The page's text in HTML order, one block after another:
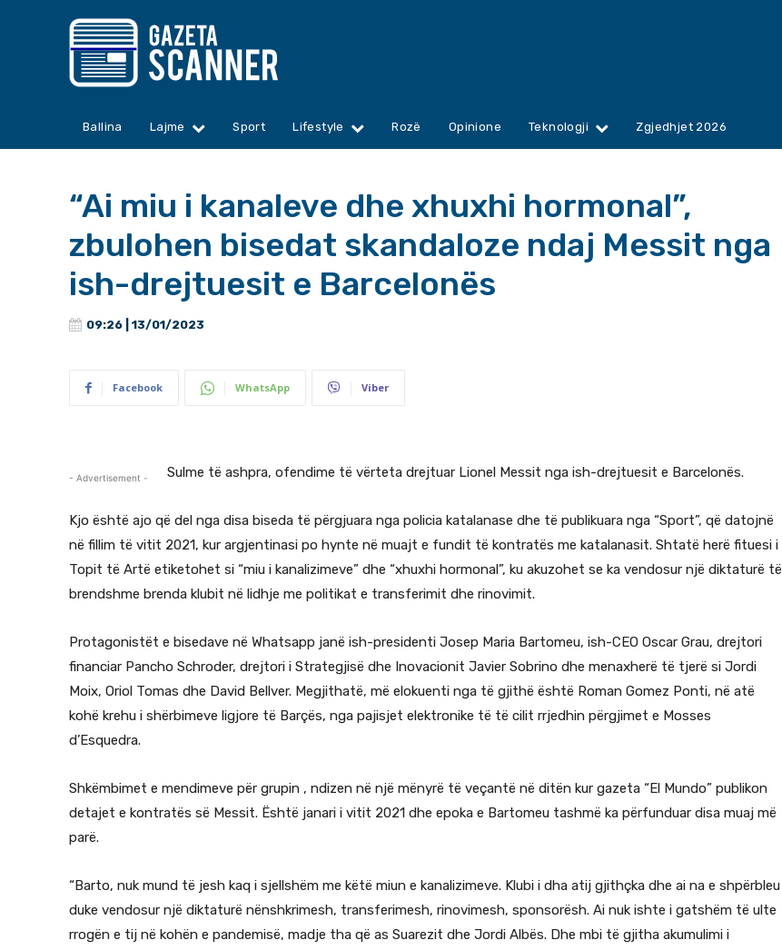
Ballina Lajme Sport Lifestyle Rozë Opinione Teknologji Zgjedhjet 2026
“Ai miu i kanaleve dhe xhuxhi hormonal”,
zbulohen bisedat skandaloze ndaj Messit nga
ish-drejtuesit e Barcelonës
09:26 | 13/01/2023
Facebook WhatsApp Viber
- Advertisement - Sulme të ashpra, ofendime të vërteta drejtuar Lionel Messit nga ish-drejtuesit e Barcelonës.
Kjo është ajo që del nga disa biseda të përgjuara nga policia katalanase dhe të publikuara nga “Sport”, që datojnë
në fillim të vitit 2021, kur argjentinasi po hynte në muajt e fundit të kontratës me katalanasit. Shtatë herë fituesi i
Topit të Artë etiketohet si “miu i kanalizimeve” dhe “xhuxhi hormonal”, ku akuzohet se ka vendosur një diktaturë të
brendshme brenda klubit në lidhje me politikat e transferimit dhe rinovimit.
Protagonistët e bisedave në Whatsapp janë ish-presidenti Josep Maria Bartomeu, ish-CEO Oscar Grau, drejtori
financiar Pancho Schroder, drejtori i Strategjisë dhe Inovacionit Javier Sobrino dhe menaxherë të tjerë si Jordi
Moix, Oriol Tomas dhe David Bellver. Megjithatë, më elokuenti nga të gjithë është Roman Gomez Ponti, në atë
kohë krehu i shërbimeve ligjore të Barçës, nga pajisjet elektronike të të cilit rrjedhin përgjimet e Mosses
d’Esquedra.
Shkëmbimet e mendimeve për grupin , ndizen në një mënyrë të veçantë në ditën kur gazeta “El Mundo” publikon
detajet e kontratës së Messit. Është janari i vitit 2021 dhe epoka e Bartomeu tashmë ka përfunduar disa muaj më
parë.
“Barto, nuk mund të jesh kaq i sjellshëm me këtë miun e kanalizimeve. Klubi i dha atij gjithçka dhe ai na e shpërbleu
duke vendosur një diktaturë nënshkrimesh, transferimesh, rinovimesh, sponsorësh. Ai nuk ishte i gatshëm të ulte
rrogën e tij në kohën e pandemisë, madje tha që as Suarezit dhe Jordi Albës. Dhe mbi të gjitha akumulimi i